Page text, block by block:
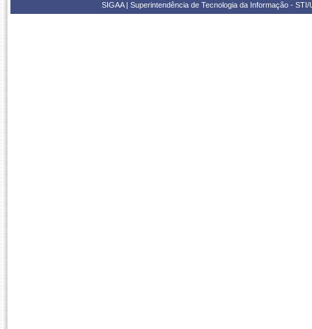
SIGAA | Superintendência de Tecnologia da Informação -